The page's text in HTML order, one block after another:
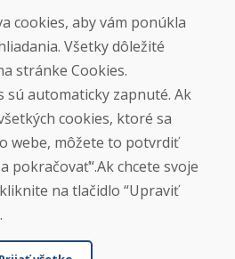
ĎAKUJEME VÁM ZA
A TEŠÍME SA NA VÁS OPÄŤ
9. 2026.
na Google mape
cookies, aby vám ponúkla
Všetky dôležité
stránke Cookies.
sú automaticky zapnuté. Ak
cookies, ktoré sa
webe, môžete to potvrdiť
pokračovať“.Ak chcete svoje
na tlačidlo “Upraviť